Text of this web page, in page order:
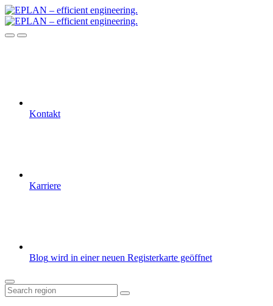
Kontakt
Karriere
Blog wird in einer neuen Registerkarte geöffnet